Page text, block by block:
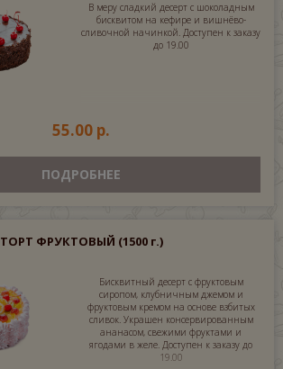
В меру сладкий десерт с шоколадным
бисквитом на кефире и вишнёво-
сливочной начинкой. Доступен к заказу
до 19.00
55.00 р.
ПОДРОБНЕЕ
ТОРТ ФРУКТОВЫЙ (1500 г.)
Бисквитный десерт с фруктовым
сиропом, клубничным джемом и
фруктовым кремом на основе взбитых
сливок. Украшен консервированным
ананасом, свежими фруктами и
ягодами в желе. Доступен к заказу до
19.00